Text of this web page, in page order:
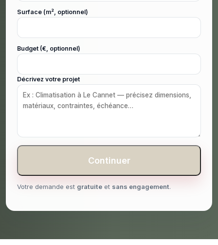
Surface (m², optionnel)
Budget (€, optionnel)
Décrivez votre projet
Continuer
Votre demande est gratuite et sans engagement.